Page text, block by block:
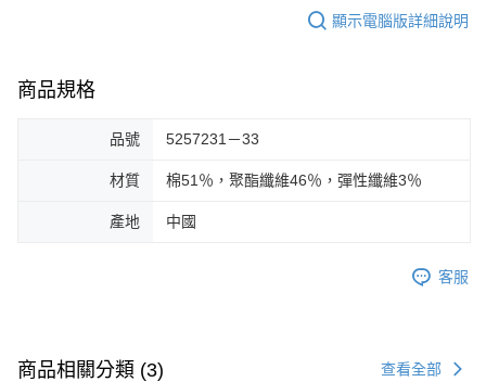
顯示電腦版詳細說明
商品規格
品號 5257231－33
材質 棉51％，聚酯纖維46％，彈性纖維3％
產地 中國
客服
商品相關分類 (3) 查看全部